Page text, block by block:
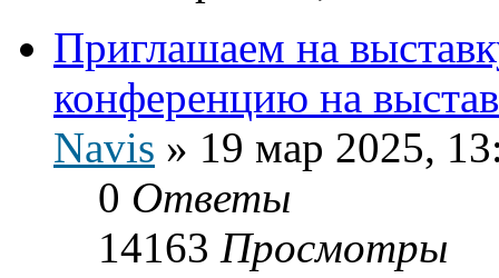
Приглашаем на
конференцию на
Navis » 19 мар 2025,
0 Ответы
14163 Просмотры